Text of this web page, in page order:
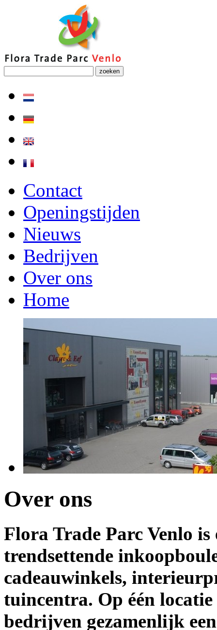
zoeken
Contact
Openingstijden
Nieuws
Bedrijven
Over ons
Home
Over ons
Flora Trade Parc Venlo is
trendsettende
cadeauwinkels,
tuincentra. Op één
bedrijven gezamenlijk